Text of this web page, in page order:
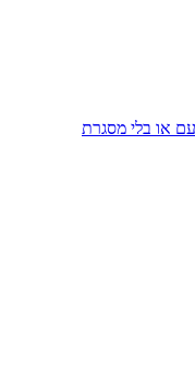
או בלי מסגרת